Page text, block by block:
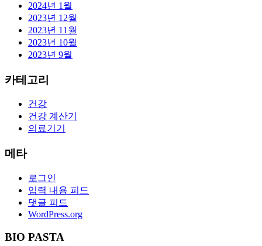
2024년 1월
2023년 12월
2023년 11월
2023년 10월
2023년 9월
카테고리
건강
건강 계산기
의료기기
메타
로그인
입력 내용 피드
댓글 피드
WordPress.org
BIO PASTA